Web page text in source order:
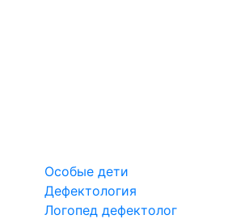
Особые дети
Дефектология
Логопед дефектолог